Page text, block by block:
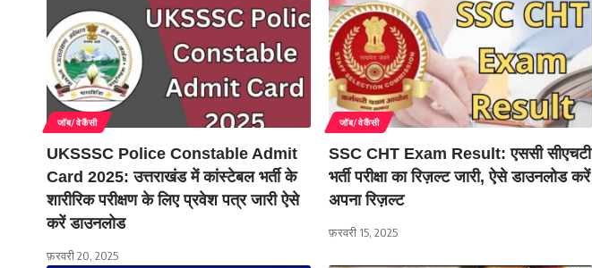
जॉब/वेकैंसी
UKSSSC Police Constable Admit
Card 2025: उत्तराखंड में कांस्टेबल भर्ती के
शारीरिक परीक्षण के लिए प्रवेश पत्र जारी ऐसे
करें डाउनलोड
फ़रवरी 20, 2025
जॉब/वेकैंसी
SSC CHT Exam Result: एससी सीएचटी
भर्ती परीक्षा का रिज़ल्ट जारी, ऐसे डाउनलोड करें
अपना रिज़ल्ट
फ़रवरी 15, 2025